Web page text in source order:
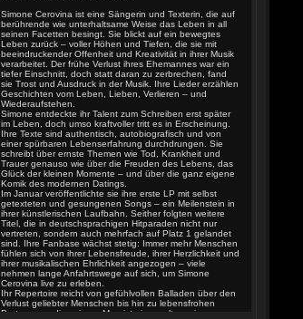
Simone Cerovina ist eine Sängerin und Texterin, die auf
berührende wie unterhaltsame Weise das Leben in all
seinen Facetten besingt. Sie blickt auf ein bewegtes
Leben zurück – voller Höhen und Tiefen, die sie mit
beeindruckender Offenheit und Kreativität in ihrer Musik
verarbeitet. Der frühe Verlust ihres Ehemannes war ein
tiefer Einschnitt, doch statt daran zu zerbrechen, fand
sie Trost und Ausdruck in der Musik. Ihre Lieder erzählen
Geschichten vom Leben, Lieben, Verlieren – und
Wiederaufstehen.
Simone entdeckte ihr Talent zum Schreiben erst später
im Leben, doch umso kraftvoller tritt es in Erscheinung.
Ihre Texte sind authentisch, autobiografisch und von
einer spürbaren Lebenserfahrung durchdrungen. Sie
schreibt über ernste Themen wie Tod, Krankheit und
Trauer genauso wie über die Freuden des Lebens, das
Glück der kleinen Momente – und über die ganz eigene
Komik des modernen Datings.
Im Januar veröffentlichte sie ihre erste LP mit selbst
getexteten und gesungenen Songs – ein Meilenstein in
ihrer künstlerischen Laufbahn. Seither folgten weitere
Titel, die in deutschsprachigen Hitparaden nicht nur
vertreten, sondern auch mehrfach auf Platz 1 gelandet
sind. Ihre Fanbase wächst stetig: Immer mehr Menschen
fühlen sich von ihrer Lebensfreude, ihrer Herzlichkeit und
ihrer musikalischen Ehrlichkeit angezogen – viele
nehmen lange Anfahrtswege auf sich, um Simone
Cerovina live zu erleben.
Ihr Repertoire reicht von gefühlvollen Balladen über den
Verlust geliebter Menschen bis hin zu lebensfrohen
Partysongs, die zeigen: Man ist nie zu alt, um jung zu